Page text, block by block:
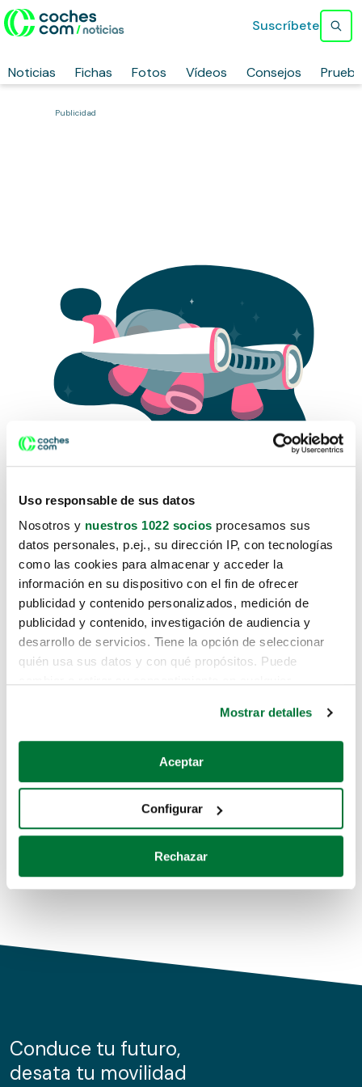
Uso responsable de sus datos
Nosotros y nuestros 1022 socios procesamos sus
datos personales, p.ej., su dirección IP, con tecnologías
como las cookies para almacenar y acceder la
información en su dispositivo con el fin de ofrecer
publicidad y contenido personalizados, medición de
publicidad y contenido, investigación de audiencia y
desarrollo de servicios. Tiene la opción de seleccionar
quién usa sus datos y con qué propósitos. Puede
Si lo permite, también quisiéramos:
Recopilar información sobre su ubicación geográfica
Identificar su dispositivo analizándolo activamente
para buscar características específicas (huellas
Obtenga más información sobre cómo se procesan sus
de cookies.
información sobre el uso que haga del sitio web con
nuestros partners de redes sociales, publicidad y análisis
Mostrar detalles
Aceptar
Configurar
Rechazar
Noticias Fichas Fotos Vídeos Consejos
Suscríbete
Publicidad
Lo sentimos, no sabemos como
te hemos traido hasta aquí.
Pero puedes encontrar el coche que estás
buscando en alguno de estos enlaces:
Coches de segunda mano
Coches de km0
Conduce tu futuro,
desata tu movilidad